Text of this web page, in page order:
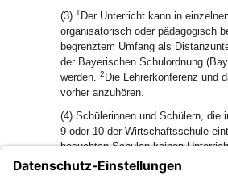
(3) 1 Der Unterricht kann in
organisatorisch oder pädagogisch
begrenztem Umfang als
der Bayerischen Schulordnung
werden. 2 Die Lehrerkonferenz und
vorher anzuhören.
(4) Schülerinnen und Schülern, die
9 oder 10 der Wirtschaftsschule
besuchten Schulen keinen
hatten, kann die Regierung im
einer unbilligen Härte genehmigen,